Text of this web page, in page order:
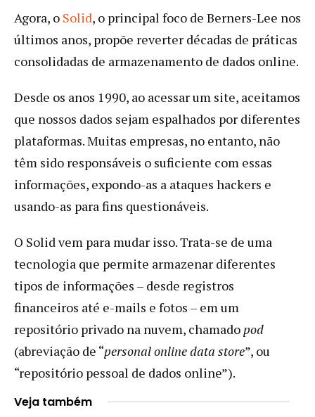
Agora, o Solid, o principal foco de Berners-Lee nos
últimos anos, propõe reverter décadas de práticas
consolidadas de armazenamento de dados online.
Desde os anos 1990, ao acessar um site, aceitamos
que nossos dados sejam espalhados por diferentes
plataformas. Muitas empresas, no entanto, não
têm sido responsáveis o suficiente com essas
informações, expondo-as a ataques hackers e
usando-as para fins questionáveis.
O Solid vem para mudar isso. Trata-se de uma
tecnologia que permite armazenar diferentes
tipos de informações – desde registros
financeiros até e-mails e fotos – em um
repositório privado na nuvem, chamado pod
(abreviação de “personal online data store”, ou
“repositório pessoal de dados online”).
Veja também